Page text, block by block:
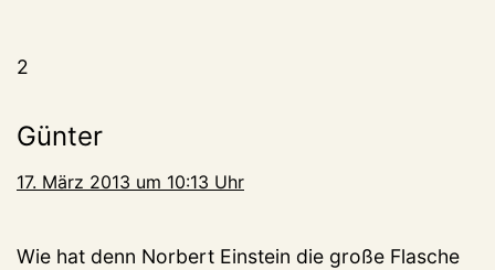
2
Günter
17. März 2013 um 10:13 Uhr
Wie hat denn Norbert Einstein die große Flasche